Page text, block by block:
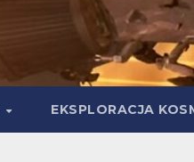
EKSPLORACJA